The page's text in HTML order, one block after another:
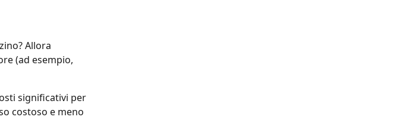
(ad esempio,
significativi per
costoso e meno